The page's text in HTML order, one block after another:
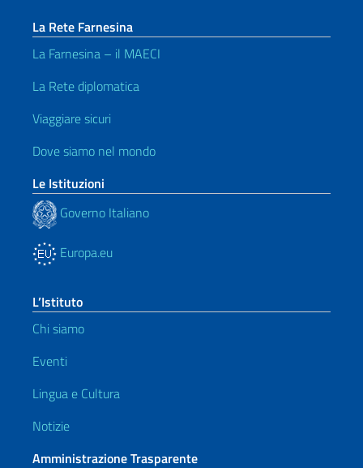
La Rete Farnesina
La Farnesina – il MAECI
La Rete diplomatica
Viaggiare sicuri
Dove siamo nel mondo
Le Istituzioni
Governo Italiano
Europa.eu
L’Istituto
Chi siamo
Eventi
Lingua e Cultura
Notizie
Amministrazione Trasparente